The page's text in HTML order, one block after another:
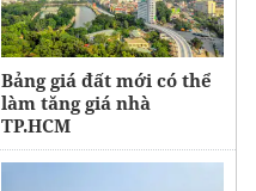
Bảng giá đất mới có thể
làm tăng giá nhà
TP.HCM